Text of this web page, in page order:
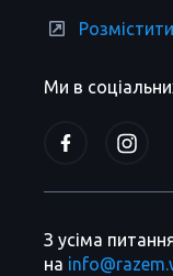
Ми в
З усіма
на